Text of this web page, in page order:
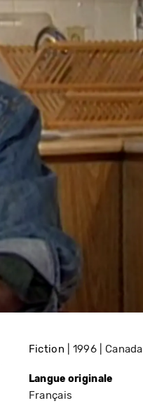
Fiction 1996 Canada
Langue originale
Français